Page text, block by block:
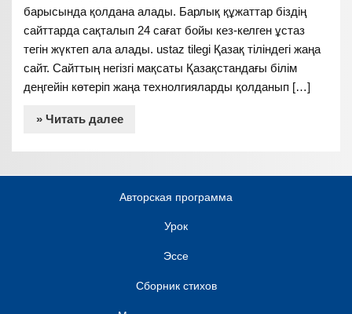
барысында қолдана алады. Барлық құжаттар біздің
сайттарда сақталып 24 сағат бойы кез-келген ұстаз
тегін жүктеп ала алады. ustaz tilegi Қазақ тіліндегі жаңа
сайт. Сайттың негізгі мақсаты Қазақстандағы білім
деңгейін көтеріп жаңа технолгияларды қолданып […]
» Читать далее
Авторская программа
Урок
Эссе
Сборник стихов